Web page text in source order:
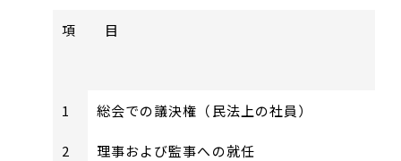
項 目
1 総会での議決権（民法上の社員）
2 理事および監事への就任